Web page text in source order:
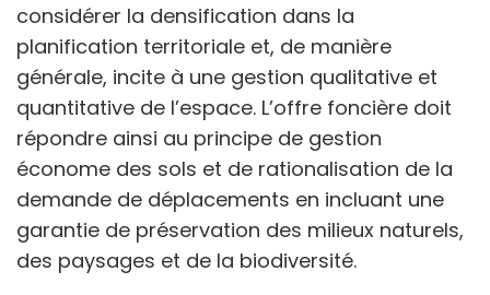
considérer la densification dans la
planification territoriale et, de manière
générale, incite à une gestion qualitative et
quantitative de l’espace. L’offre foncière doit
répondre ainsi au principe de gestion
économe des sols et de rationalisation de la
demande de déplacements en incluant une
garantie de préservation des milieux naturels,
des paysages et de la biodiversité.